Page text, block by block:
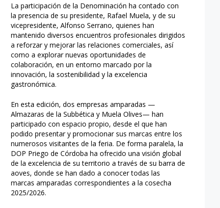
La participación de la Denominación ha contado con
la presencia de su presidente, Rafael Muela, y de su
vicepresidente, Alfonso Serrano, quienes han
mantenido diversos encuentros profesionales dirigidos
a reforzar y mejorar las relaciones comerciales, así
como a explorar nuevas oportunidades de
colaboración, en un entorno marcado por la
innovación, la sostenibilidad y la excelencia
gastronómica.
En esta edición, dos empresas amparadas —
Almazaras de la Subbética y Muela Olives— han
participado con espacio propio, desde el que han
podido presentar y promocionar sus marcas entre los
numerosos visitantes de la feria. De forma paralela, la
DOP Priego de Córdoba ha ofrecido una visión global
de la excelencia de su territorio a través de su barra de
aoves, donde se han dado a conocer todas las
marcas amparadas correspondientes a la cosecha
2025/2026.